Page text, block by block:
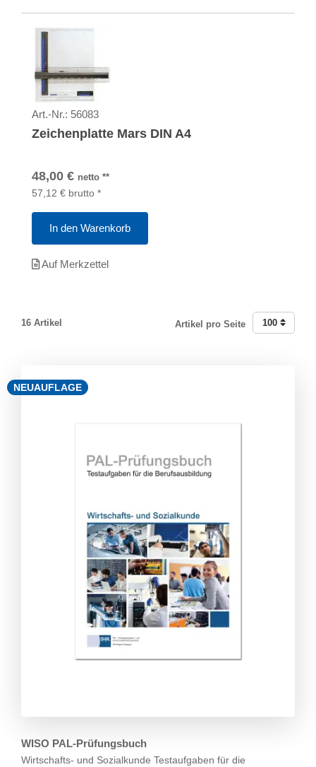
Art.-Nr.: 56083
Zeichenplatte Mars DIN A4
48,00 € netto **
57,12 € brutto *
In den Warenkorb
Auf Merkzettel
16 Artikel Artikel pro Seite 100
NEUAUFLAGE
WISO PAL-Prüfungsbuch
Wirtschafts- und Sozialkunde Testaufgaben für die